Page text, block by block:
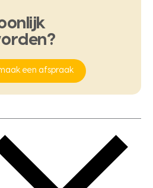
een afspraak